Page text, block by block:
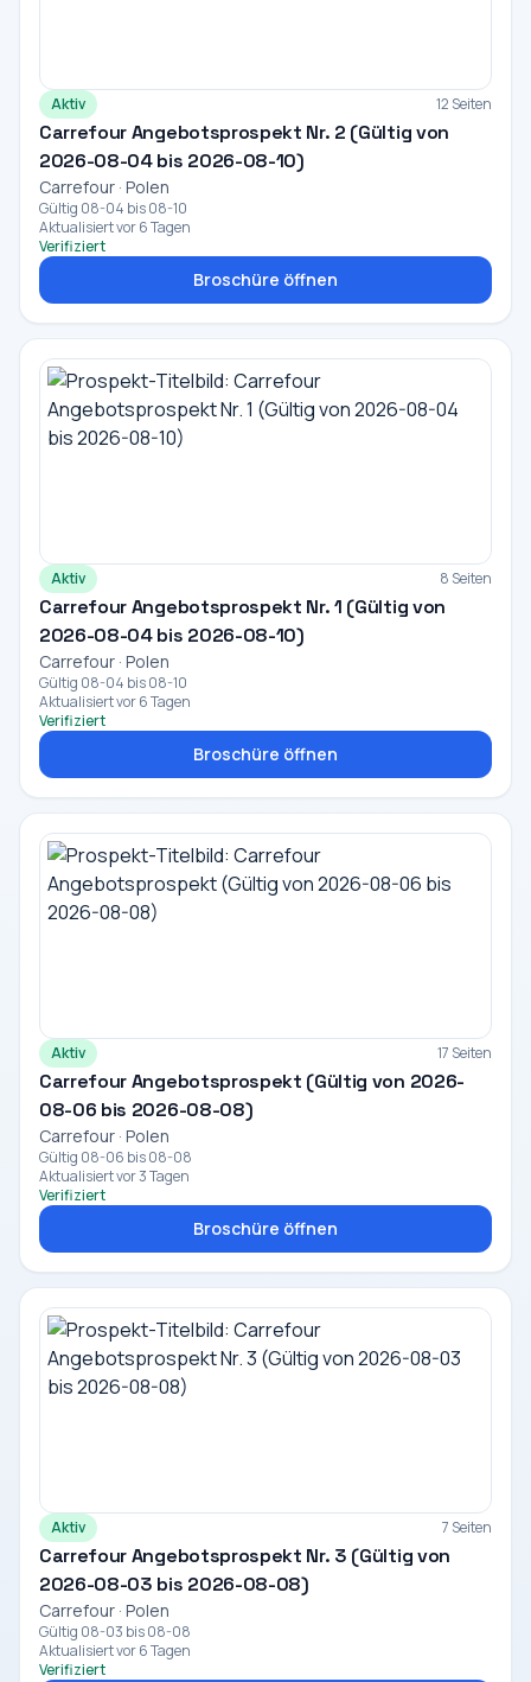
Aktiv 12 Seiten
Carrefour Angebotsprospekt Nr. 2 (Gültig von
2026-08-04 bis 2026-08-10)
Carrefour · Polen
Gültig 08-04 bis 08-10
Aktualisiert vor 6 Tagen
Verifiziert
Broschüre öffnen
Aktiv 8 Seiten
Carrefour Angebotsprospekt Nr. 1 (Gültig von
2026-08-04 bis 2026-08-10)
Carrefour · Polen
Gültig 08-04 bis 08-10
Aktualisiert vor 6 Tagen
Verifiziert
Broschüre öffnen
Aktiv 17 Seiten
Carrefour Angebotsprospekt (Gültig von 2026-
08-06 bis 2026-08-08)
Carrefour · Polen
Gültig 08-06 bis 08-08
Aktualisiert vor 3 Tagen
Verifiziert
Broschüre öffnen
Aktiv 7 Seiten
Carrefour Angebotsprospekt Nr. 3 (Gültig von
2026-08-03 bis 2026-08-08)
Carrefour · Polen
Gültig 08-03 bis 08-08
Aktualisiert vor 6 Tagen
Verifiziert